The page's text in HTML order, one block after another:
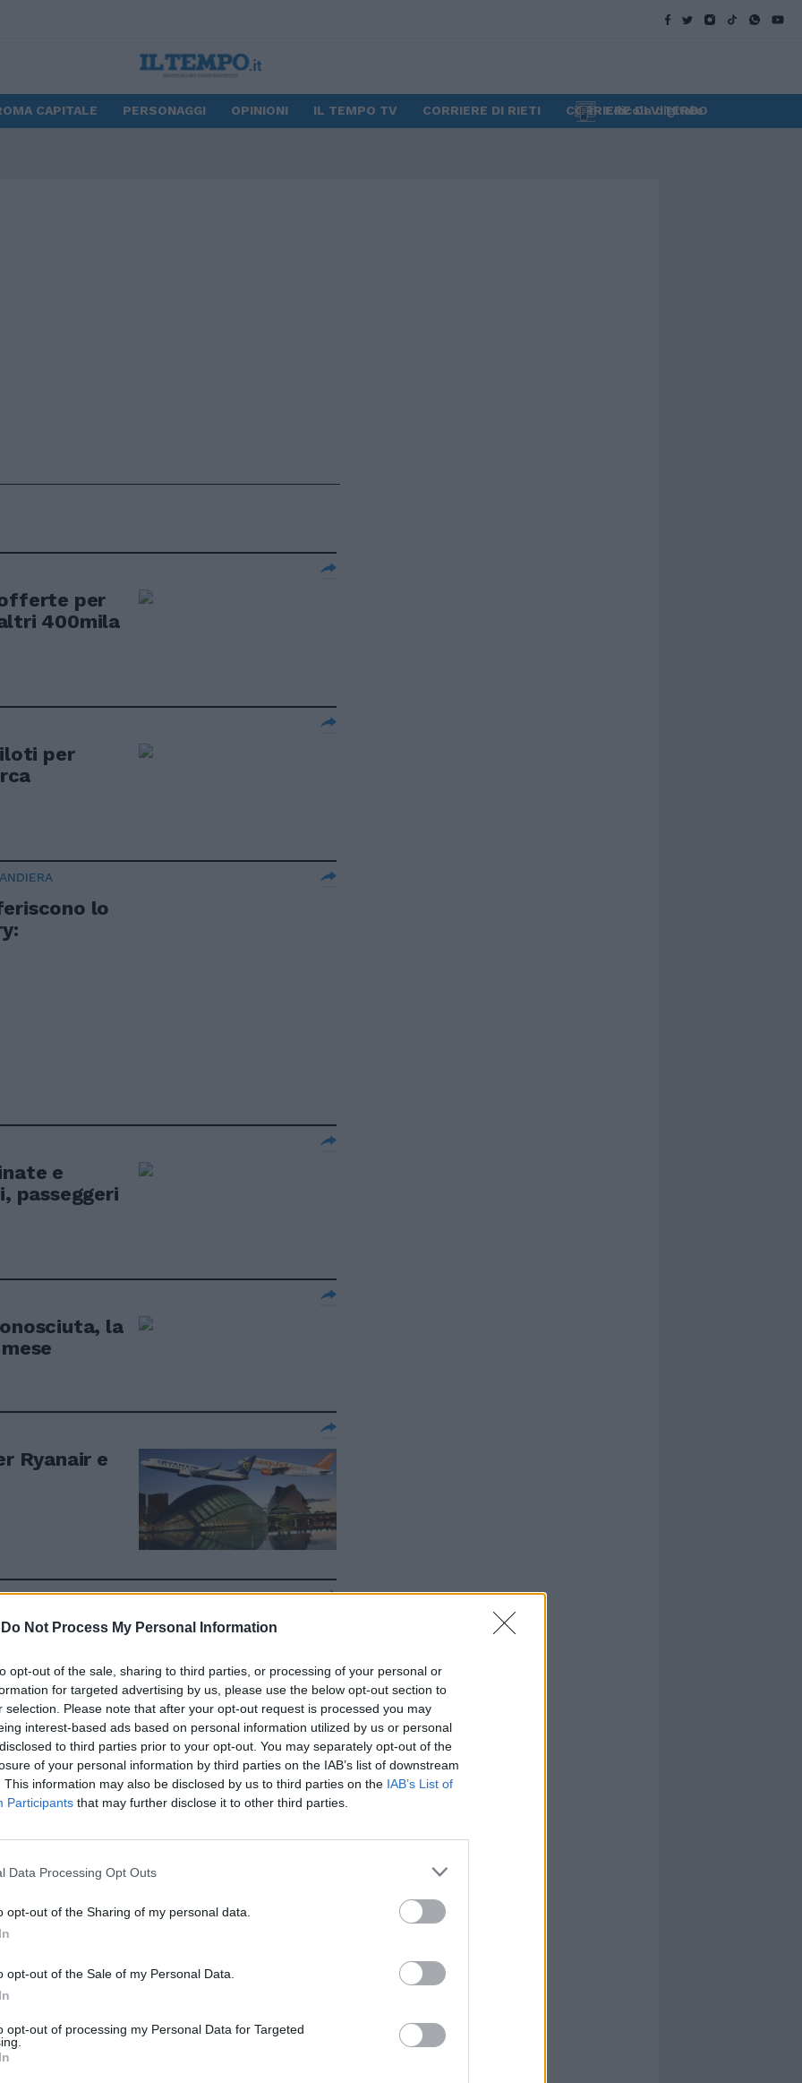
Do Not Process My Personal Information
opt-out of the sale, sharing to third parties, or processing of your personal or
for targeted advertising by us, please use the below opt-out section to
selection. Please note that after your opt-out request is processed you may
interest-based ads based on personal information utilized by us or personal
to third parties prior to your opt-out. You may separately opt-out of the
of your personal information by third parties on the IAB’s list of downstream
This information may also be disclosed by us to third parties on the IAB’s List of
Participants that may further disclose it to other third parties.
Data Processing Opt Outs
opt-out of the Sharing of my personal data.
opt-out of the Sale of my Personal Data.
opt-out of processing my Personal Data for Targeted
CAPITALE PERSONAGGI OPINIONI IL TEMPO TV CORRIERE DI RIETI CORRIERE DI VITERBO
Edicola digitale
per
400mila
per
lo
e
passeggeri
la
Ryanair e
Boeing
a piloti
terra 80